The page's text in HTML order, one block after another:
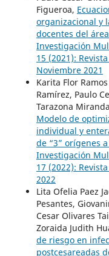
Figueroa,
organizacional y
docentes del
Investigación
15 (2021): Revista
Noviembre 2021
Karita Flor
Ramírez, Paulo
Tarazona
Modelo de
individual y
de “3” orígenes
Investigación
17 (2022):
2022
Lita Ofelia Paez
Pesantes,
Cesar Olivares
Zoraida Judith
de riesgo en
postcesareadas